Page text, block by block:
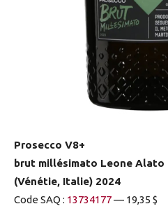
Prosecco V8+
brut millésimato Leone Alato
(Vénétie, Italie) 2024
Code SAQ : 13734177— 19,35 $